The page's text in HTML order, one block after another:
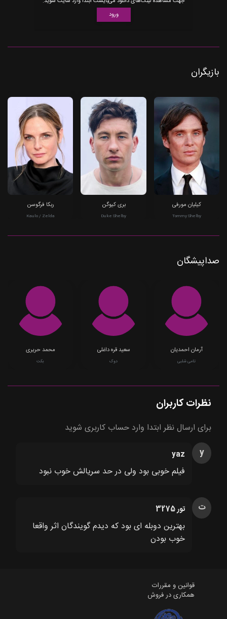
ورود
بازیگران
کیلیان مورفی
Tommy Shelby
بری کیوگن
Duke Shelby
ربکا فرگوسن
Kaulo / Zelda
صداپیشگان
آرمان احمدیان
تامی شلبی
سعید قره داغلی
دوک
محمد حریری
بکت
نظرات کاربران
برای ارسال نظر ابتدا وارد حساب کاربری شوید
y
yaz
فیلم خوبی بود ولی در حد سریالش خوب نبود
ت تور 3275
بهترین دوبله ای بود که دیدم گویندگان اثر واقعا
خوب بودن
قوانین و مقررات
همکاری در فروش